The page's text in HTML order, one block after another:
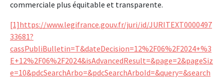
commerciale plus équitable et transparente.
[1]https://www.legifrance.gouv.fr/juri/id/JURITEXT0000497
33681?
cassPubliBulletin=T&dateDecision=12%2F06%2F2024+%3
E+12%2F06%2F2024&isAdvancedResult=&page=2&pageSiz
e=10&pdcSearchArbo=&pdcSearchArboId=&query=&search